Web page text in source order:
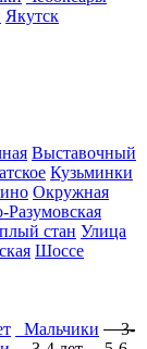
Якутск
Выставочный
Кузьминки
Окружная
Разумовская
стан Улица
Шоссе
Мальчики 3-